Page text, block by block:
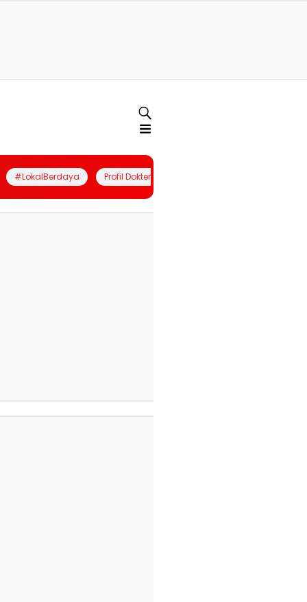
#LokalBerdaya Profil Dokter